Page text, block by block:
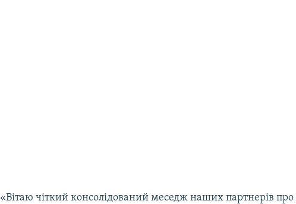
«Вітаю чіткий консолідований меседж наших партнерів